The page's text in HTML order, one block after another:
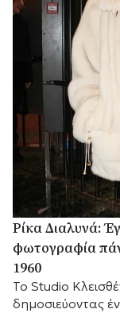
Ρίκα Διαλυνά:
φωτογραφία
1960
Το Studio
δημοσιεύοντας